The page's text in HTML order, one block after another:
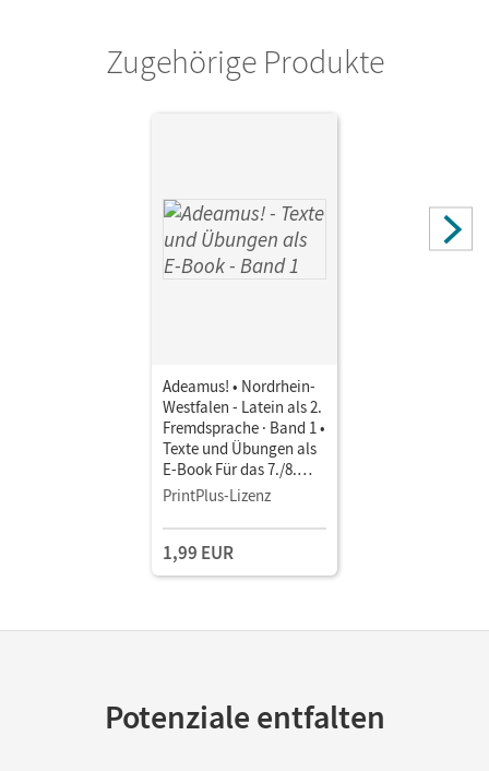
Zugehörige Produkte
Adeamus! • Nordrhein-
Westfalen - Latein als 2.
Fremdsprache · Band 1 •
Texte und Übungen als
E-Book Für das 7./8.
Schuljahr
PrintPlus-Lizenz
1,99 EUR
Potenziale entfalten